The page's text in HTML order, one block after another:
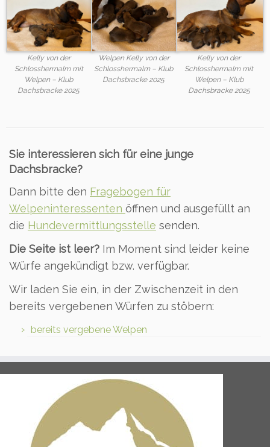
Kelly von der
Schlossherrnalm mit
Welpen – Klub
Dachsbracke 2025
Welpen Kelly von der
Schlossherrnalm – Klub
Dachsbracke 2025
Kelly von der
Schlossherrnalm mit
Welpen – Klub
Dachsbracke 2025
Sie interessieren sich für eine junge
Dachsbracke?
Dann bitte den Fragebogen für
Welpeninteressenten öffnen und ausgefüllt an
die Hundevermittlungsstelle senden.
Die Seite ist leer? Im Moment sind leider keine
Würfe angekündigt bzw. verfügbar.
Wir laden Sie ein, in der Zwischenzeit in den
bereits vergebenen Würfen zu stöbern:
bereits vergebene Welpen